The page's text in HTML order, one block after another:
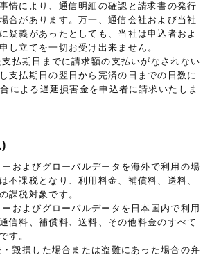
情により、通信明細の確認と請求書の発行
合があります。万一、通信会社および当社
疑義があったとしても、当社は申込者およ
し立てを一切お受け出来ません。
払期日までに請求額の支払いがなされない
支払期日の翌日から完済の日までの日数に
による遅延損害金を申込者に請求いたしま
およびグローバルデータを海外で利用の場
不課税となり、利用料金、補償料、送料、
課税対象です。
およびグローバルデータを日本国内で利用
信料、補償料、送料、その他料金のすべて
す。
毀損した場合または盗難にあった場合の弁